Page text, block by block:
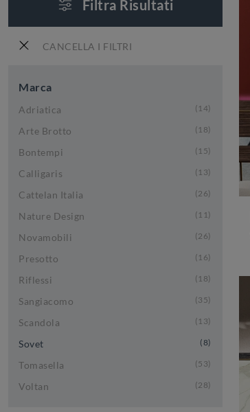
Filtra Risultati
CANCELLA I FILTRI
Marca
Adriatica 14
Arte Brotto 18
Bontempi 15
Calligaris 13
Cattelan Italia 26
Nature Design 11
Novamobili 26
Presotto 16
Riflessi 18
Sangiacomo 35
Scandola 13
Sovet 8
Tomasella 53
Voltan 28